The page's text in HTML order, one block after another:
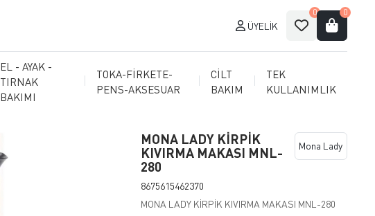
ÜYELIK
0 0
EL - AYAK -
TIRNAK
BAKIMI
TOKA-FİRKETE-
PENS-AKSESUAR
CİLT
BAKIM
TEK
KULLANIMLIK
MONA LADY KİRPİK
KIVIRMA MAKASI MNL-
280
8675615462370
Mona Lady
MONA LADY KİRPİK KIVIRMA MAKASI MNL-280